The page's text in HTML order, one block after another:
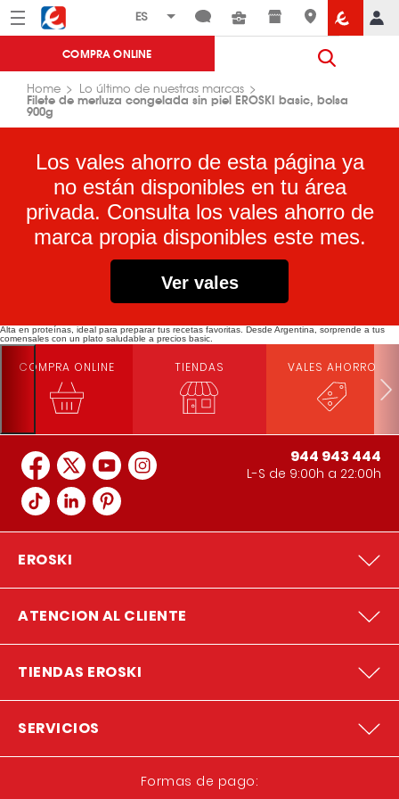
Menú Eroski
COMPRA ONLINE
Home Lo último de nuestras marcas
Filete de merluza congelada sin piel EROSKI basic, bolsa
900g
Los vales ahorro de esta página ya
no están disponibles en tu área
privada. Consulta los vales ahorro de
marca propia disponibles este mes.
Ver vales
Alta en proteínas, ideal para preparar tus recetas favoritas. Desde Argentina, sorprende a tus
comensales con un plato saludable a precios basic.
COMPRA ONLINE TIENDAS VALES AHORRO
944 943 444
L-S de 9:00h a 22:00h
EROSKI
ATENCION AL CLIENTE
TIENDAS EROSKI
SERVICIOS
Formas de pago: